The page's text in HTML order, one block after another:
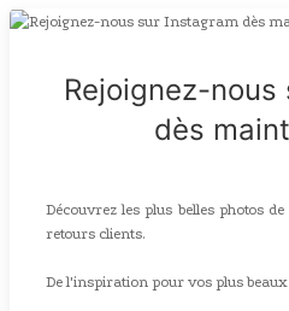
Rejoignez-nous
dès
Découvrez les plus belles photos
retours clients.
De l'inspiration pour vos plus